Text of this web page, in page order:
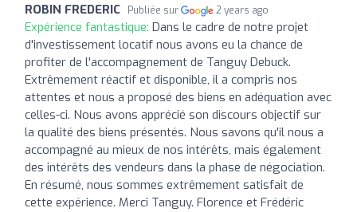
ROBIN FREDERIC Publiée sur 2 years ago
Expérience fantastique: Dans le cadre de notre projet
d'investissement locatif nous avons eu la chance de
profiter de l'accompagnement de Tanguy Debuck.
Extrêmement réactif et disponible, il a compris nos
attentes et nous a proposé des biens en adéquation avec
celles-ci. Nous avons apprécié son discours objectif sur
la qualité des biens présentés. Nous savons qu'il nous a
accompagné au mieux de nos intérêts, mais également
des intérêts des vendeurs dans la phase de négociation.
En résumé, nous sommes extrêmement satisfait de
cette expérience. Merci Tanguy. Florence et Frédéric